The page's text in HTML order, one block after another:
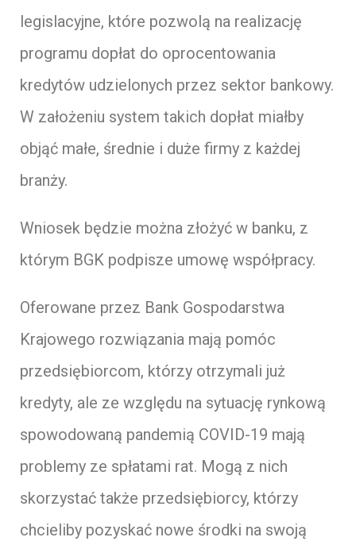
legislacyjne, które pozwolą na realizację
programu dopłat do oprocentowania
kredytów udzielonych przez sektor bankowy.
W założeniu system takich dopłat miałby
objąć małe, średnie i duże firmy z każdej
branży.
Wniosek będzie można złożyć w banku, z
którym BGK podpisze umowę współpracy.
Oferowane przez Bank Gospodarstwa
Krajowego rozwiązania mają pomóc
przedsiębiorcom, którzy otrzymali już
kredyty, ale ze względu na sytuację rynkową
spowodowaną pandemią COVID-19 mają
problemy ze spłatami rat. Mogą z nich
skorzystać także przedsiębiorcy, którzy
chcieliby pozyskać nowe środki na swoją